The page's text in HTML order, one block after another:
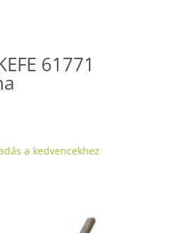
61771
a kedvencekhez